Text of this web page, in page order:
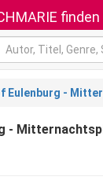
Eulenburg -
-